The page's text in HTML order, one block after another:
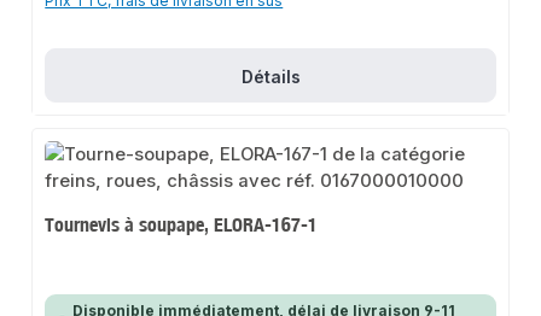
Détails
Tournevis à soupape, ELORA-167-1
Disponible immédiatement, délai de livraison 9-11